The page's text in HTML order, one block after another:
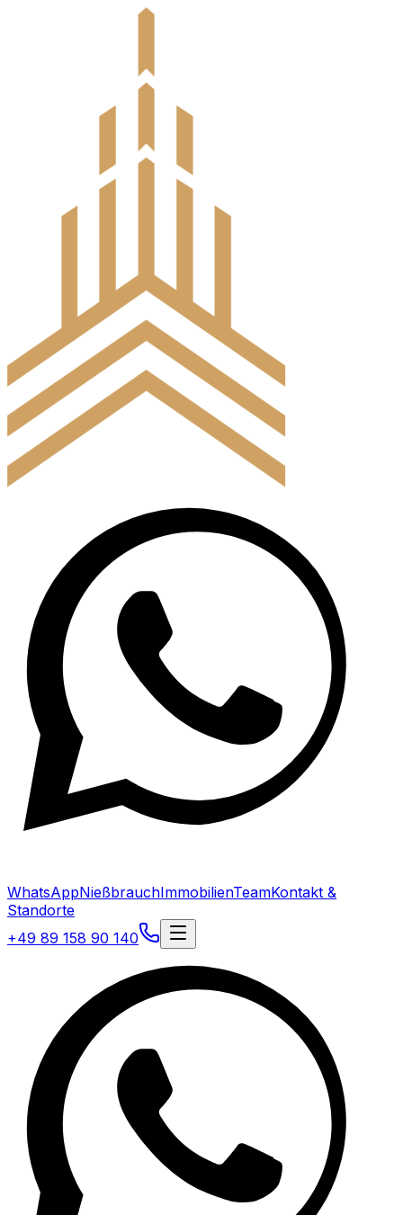
WhatsAppNießbrauchImmobilienTeamKontakt &
Standorte
+49 89 158 90 140